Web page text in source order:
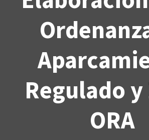
Regulado y
ORA